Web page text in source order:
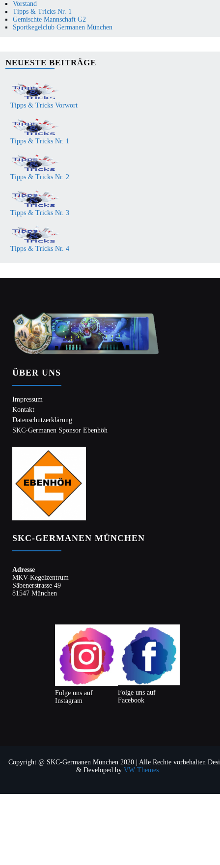
Vorstand
Tipps & Tricks Nr. 1
Gemischte Mannschaft G2
Sportkegelclub Germanen München
NEUESTE BEITRÄGE
Tipps & Tricks Vorwort
Tipps & Tricks Nr. 1
Tipps & Tricks Nr. 2
Tipps & Tricks Nr. 3
Tipps & Tricks Nr. 4
ÜBER UNS
Impressum
Kontakt
Datenschutzerklärung
SKC-Germanen Sponsor Ebenhöh
SKC-GERMANEN MÜNCHEN
Adresse
MKV-Kegelzentrum
Säbenerstrasse 49
81547 München
Folge uns auf
Instagram
Folge uns auf
Facebook
Copyright @ SKC-Germanen München 2020 | Alle Rechte vorbehalten
& Developed by VW Themes